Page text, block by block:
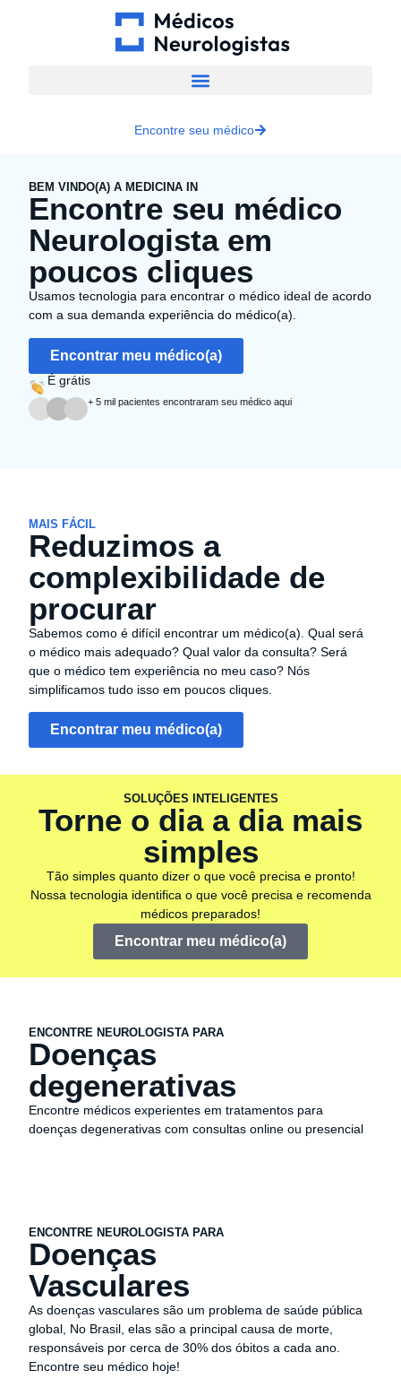
Encontre seu médico
BEM VINDO(A) A MEDICINA IN
Encontre seu médico
Neurologista em
poucos cliques
Usamos tecnologia para encontrar o médico ideal de acordo
com a sua demanda experiência do médico(a).
Encontrar meu médico(a)
É grátis
+ 5 mil pacientes encontraram seu médico aqui
MAIS FÁCIL
Reduzimos a
complexibilidade de
procurar
Sabemos como é difícil encontrar um médico(a). Qual será
o médico mais adequado? Qual valor da consulta? Será
que o médico tem experiência no meu caso? Nós
simplificamos tudo isso em poucos cliques.
Encontrar meu médico(a)
SOLUÇÕES INTELIGENTES
Torne o dia a dia mais
simples
Tão simples quanto dizer o que você precisa e pronto!
Nossa tecnologia identifica o que você precisa e recomenda
médicos preparados!
Encontrar meu médico(a)
ENCONTRE NEUROLOGISTA PARA
Doenças
degenerativas
Encontre médicos experientes em tratamentos para
doenças degenerativas com consultas online ou presencial
ENCONTRE NEUROLOGISTA PARA
Doenças
Vasculares
As doenças vasculares são um problema de saúde pública
global, No Brasil, elas são a principal causa de morte,
responsáveis por cerca de 30% dos óbitos a cada ano.
Encontre seu médico hoje!